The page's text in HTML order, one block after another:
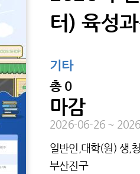
터) 육성
기타
총 0
마감
2026-06-26 ~
일반인,대학(원) 생,
부산진구